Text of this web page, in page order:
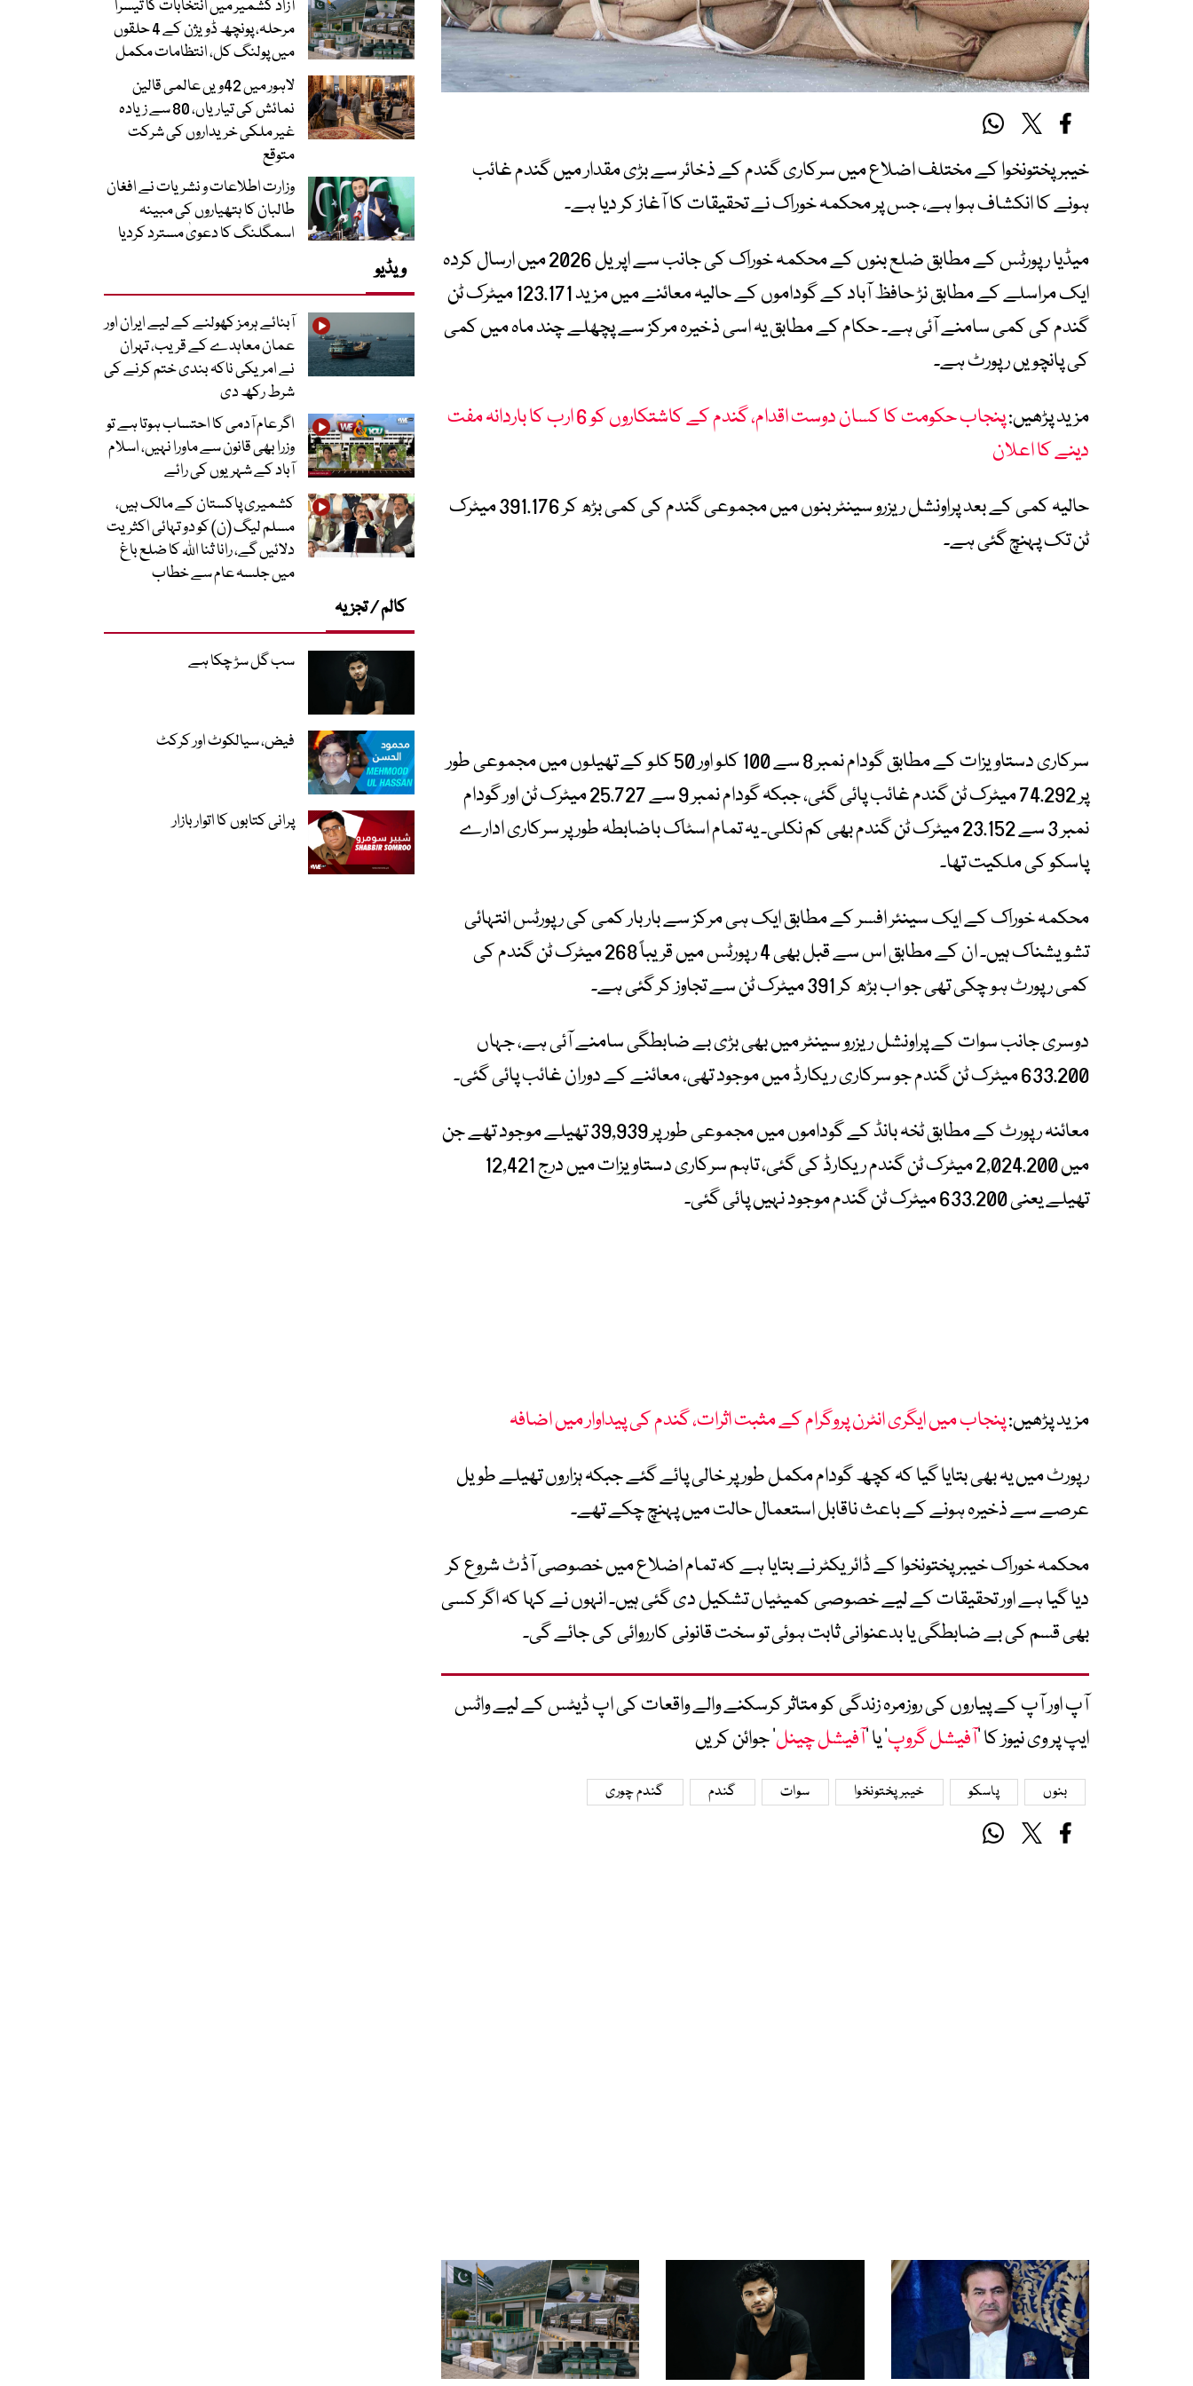
خیبر پختونخوا کے مختلف اضلاع میں سرکاری گندم کے ذخائر سے بڑی مقدار میں گندم غائب
ہونے کا انکشاف ہوا ہے، جس پر محکمہ خوراک نے تحقیقات کا آغاز کر دیا ہے۔
میڈیا رپورٹس کے مطابق ضلع بنوں کے محکمہ خوراک کی جانب سے اپریل 2026 میں ارسال کردہ
ایک مراسلے کے مطابق نڑ حافظ آباد کے گوداموں کے حالیہ معائنے میں مزید 123.171 میٹرک ٹن
گندم کی کمی سامنے آئی ہے۔ حکام کے مطابق یہ اسی ذخیرہ مرکز سے پچھلے چند ماہ میں کمی
کی پانچویں رپورٹ ہے۔
مزید پڑھیں:
پنجاب حکومت کا کسان دوست اقدام، گندم کے کاشتکاروں کو 6 ارب کا باردانہ مفت
دینے کا اعلان
حالیہ کمی کے بعد پراونشل ریزرو سینٹر بنوں میں مجموعی گندم کی کمی بڑھ کر 391.176 میٹرک
ٹن تک پہنچ گئی ہے۔
سرکاری دستاویزات کے مطابق گودام نمبر 8 سے 100 کلو اور 50 کلو کے تھیلوں میں مجموعی طور
پر 74.292 میٹرک ٹن گندم غائب پائی گئی، جبکہ گودام نمبر 9 سے 25.727 میٹرک ٹن اور گودام
نمبر 3 سے 23.152 میٹرک ٹن گندم بھی کم نکلی۔ یہ تمام اسٹاک باضابطہ طور پر سرکاری ادارے
پاسکو کی ملکیت تھا۔
محکمہ خوراک کے ایک سینئر افسر کے مطابق ایک ہی مرکز سے بار بار کمی کی رپورٹس انتہائی
تشویشناک ہیں۔ ان کے مطابق اس سے قبل بھی 4 رپورٹس میں قریباً 268 میٹرک ٹن گندم کی
کمی رپورٹ ہو چکی تھی جو اب بڑھ کر 391 میٹرک ٹن سے تجاوز کر گئی ہے۔
دوسری جانب سوات کے پراونشل ریزرو سینٹر میں بھی بڑی بے ضابطگی سامنے آئی ہے، جہاں
633.200 میٹرک ٹن گندم جو سرکاری ریکارڈ میں موجود تھی، معائنے کے دوران غائب پائی گئی۔
معائنہ رپورٹ کے مطابق ٹخہ بانڈ کے گوداموں میں مجموعی طور پر 39,939 تھیلے موجود تھے جن
میں 2,024.200 میٹرک ٹن گندم ریکارڈ کی گئی، تاہم سرکاری دستاویزات میں درج 12,421
تھیلے یعنی 633.200 میٹرک ٹن گندم موجود نہیں پائی گئی۔
مزید پڑھیں:پنجاب میں ایگری انٹرن پروگرام کے مثبت اثرات، گندم کی پیداوار میں اضافہ
رپورٹ میں یہ بھی بتایا گیا کہ کچھ گودام مکمل طور پر خالی پائے گئے جبکہ ہزاروں تھیلے طویل
عرصے سے ذخیرہ ہونے کے باعث ناقابل استعمال حالت میں پہنچ چکے تھے۔
محکمہ خوراک خیبر پختونخوا کے ڈائریکٹر نے بتایا ہے کہ تمام اضلاع میں خصوصی آڈٹ شروع کر
دیا گیا ہے اور تحقیقات کے لیے خصوصی کمیٹیاں تشکیل دی گئی ہیں۔ انہوں نے کہا کہ اگر کسی
بھی قسم کی بے ضابطگی یا بدعنوانی ثابت ہوئی تو سخت قانونی کارروائی کی جائے گی۔
آپ اور آپ کے پیاروں کی روزمرہ زندگی کو متاثر کرسکنے والے واقعات کی اپ ڈیٹس کے لیے واٹس
ایپ پر وی نیوز کا ’آفیشل گروپ‘ یا ’آفیشل چینل‘ جوائن کریں
بنوں پاسکو خیبرپختونخوا سوات گندم گندم چوری
آزاد کشمیر میں انتخابات کا تیسرا
مرحلہ، پونچھ ڈویژن کے 4 حلقوں
میں پولنگ کل، انتظامات مکمل
لاہور میں 42ویں عالمی قالین
نمائش کی تیاریاں، 80 سے زیادہ
غیر ملکی خریداروں کی شرکت
متوقع
وزارت اطلاعات و نشریات نے افغان
طالبان کا ہتھیاروں کی مبینہ
اسمگلنگ کا دعویٰ مسترد کردیا
ویڈیو
آبنائے ہرمز کھولنے کے لیے ایران اور
عمان معاہدے کے قریب، تہران
نے امریکی ناکہ بندی ختم کرنے کی
شرط رکھ دی
اگر عام آدمی کا احتساب ہوتا ہے تو
وزرا بھی قانون سے ماورا نہیں، اسلام
آباد کے شہریوں کی رائے
کشمیری پاکستان کے مالک ہیں،
مسلم لیگ (ن) کو دو تہائی اکثریت
دلائیں گے، رانا ثنا اللہ کا ضلع باغ
میں جلسہ عام سے خطاب
کالم / تجزیہ
سب گل سڑ چکا ہے
فیض، سیالکوٹ اور کرکٹ
پرانی کتابوں کا اتوار بازار